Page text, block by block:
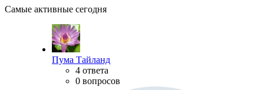
Самые активные сегодня
Пума Тайланд
4 ответа
0 вопросов